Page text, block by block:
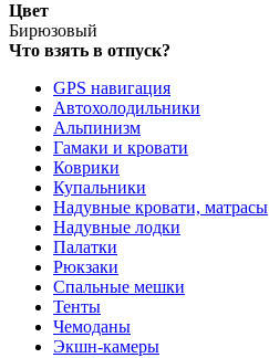
Цвет
Бирюзовый
Что взять в отпуск?
GPS навигация
Автохолодильники
Альпинизм
Гамаки и кровати
Коврики
Купальники
Надувные кровати, матрасы
Надувные лодки
Палатки
Рюкзаки
Спальные мешки
Тенты
Чемоданы
Экшн-камеры